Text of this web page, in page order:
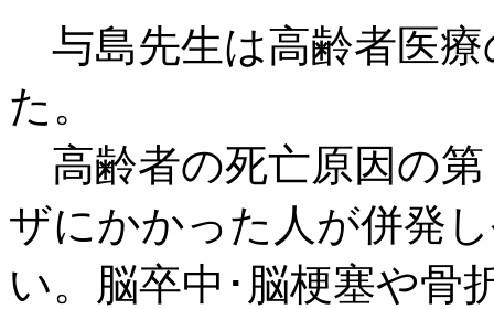
与島先生は高齢者医
た。
高齢者の死亡原因の
ザにかかった人が併発
い。脳卒中･脳梗塞や骨